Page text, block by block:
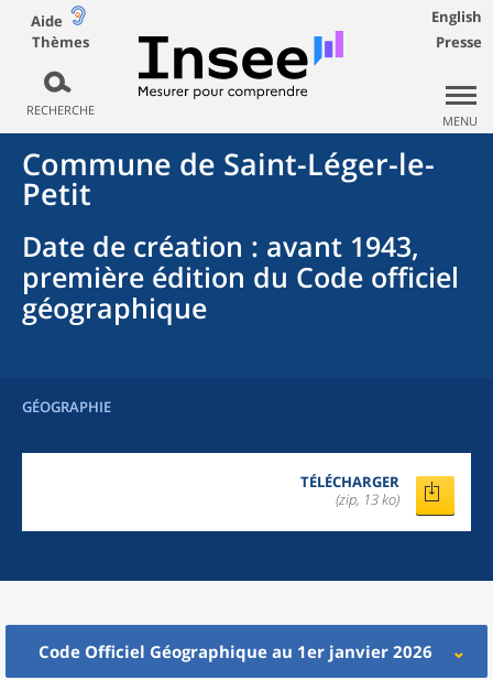
Aide
Thèmes
RECHERCHE
English
Presse
MENU
Commune de Saint-Léger-le-
Petit
Date de création : avant 1943,
première édition du Code officiel
géographique
GÉOGRAPHIE
TÉLÉCHARGER
(zip, 13 ko)
Code Officiel Géographique au 1er janvier 2026